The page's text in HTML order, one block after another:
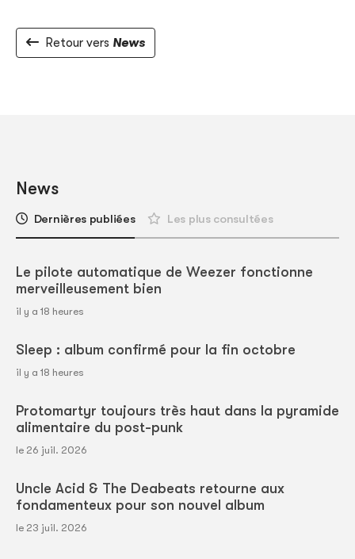
Retour vers News
News
Dernières publiées Les plus consultées
Le pilote automatique de Weezer fonctionne
merveilleusement bien
il y a 18 heures
Sleep : album confirmé pour la fin octobre
il y a 18 heures
Protomartyr toujours très haut dans la pyramide
alimentaire du post-punk
le 26 juil. 2026
Uncle Acid & The Deabeats retourne aux
fondamenteux pour son nouvel album
le 23 juil. 2026